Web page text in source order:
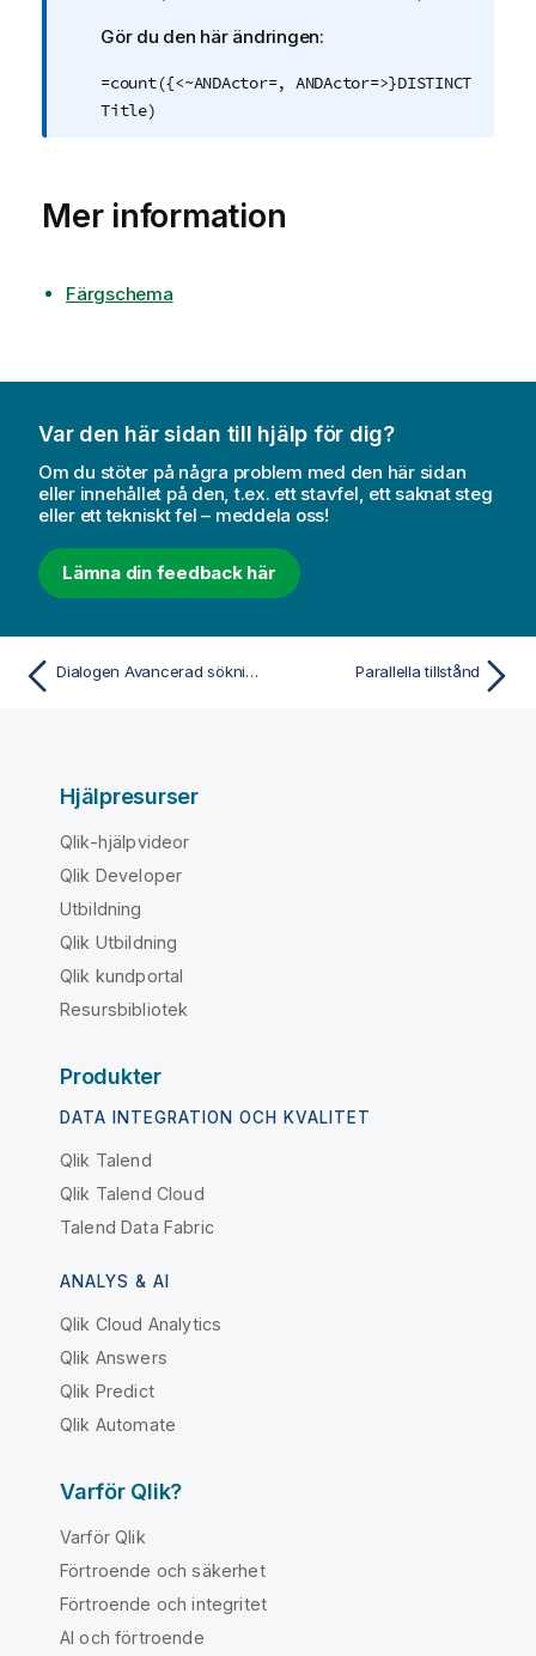
i
n
g
n
r
n
Gör du den här ändringen:
=count({<~ANDActor=, ANDActor=>}DISTINCT
Title)
Mer information
Färgschema
Var den här sidan till hjälp för dig?
Om du stöter på några problem med den här sidan
eller innehållet på den, t.ex. ett stavfel, ett saknat steg
eller ett tekniskt fel – meddela oss!
Lämna din feedback här
Dialogen Avancerad sökning Parallella tillstånd
Hjälpresurser
Qlik-hjälpvideor
Qlik Developer
Utbildning
Qlik Utbildning
Qlik kundportal
Resursbibliotek
Produkter
DATA INTEGRATION OCH KVALITET
Qlik Talend
Qlik Talend Cloud
Talend Data Fabric
ANALYS & AI
Qlik Cloud Analytics
Qlik Answers
Qlik Predict
Qlik Automate
Varför Qlik?
Varför Qlik
Förtroende och säkerhet
Förtroende och integritet
AI och förtroende